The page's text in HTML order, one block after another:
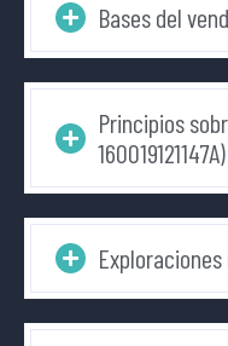
Bases del
Principios
160019121147A)